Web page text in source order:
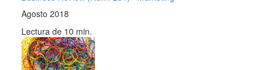
Agosto 2018
Lectura de 10 min.